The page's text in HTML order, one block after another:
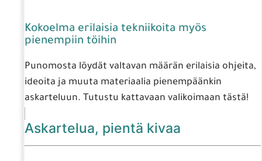
Kokoelma erilaisia tekniikoita myös
pienempiin töihin
Punomosta löydät valtavan määrän erilaisia ohjeita,
ideoita ja muuta materiaalia pienempäänkin
askarteluun. Tutustu kattavaan valikoimaan tästä!
Askartelua, pientä kivaa